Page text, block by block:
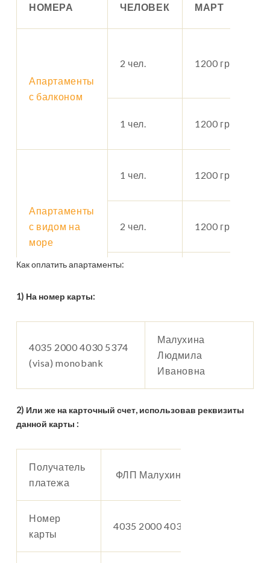
НОМЕРА
ЧЕЛОВЕК
МАРТ
Апартаменты
с балконом
2 чел. 1200 грн.
1 чел. 1200 грн.
Апартаменты
с видом на
море
1 чел. 1200 грн.
2 чел. 1200 грн.
Апартаменты
делюкс
1200 грн.
Как оплатить апартаменты:
1) На номер карты:
4035 2000 4030 5374
(visa) monobank
Малухина
Людмила
Ивановна
2) Или же на карточный счет, использовав реквизиты
данной карты :
Получатель
платежа
ФЛП Малухина Людмила
Номер
карты
4035 2000 4030 5374